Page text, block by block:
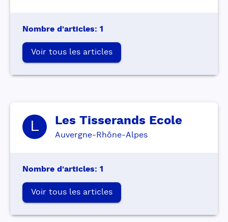
Nombre d'articles: 1
Voir tous les articles
L Les Tisserands Ecole
Auvergne-Rhône-Alpes
Nombre d'articles: 1
Voir tous les articles